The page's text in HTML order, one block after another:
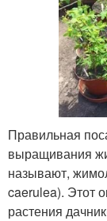
Правильная
выращивания
называют,
caerulea). Этот
растения